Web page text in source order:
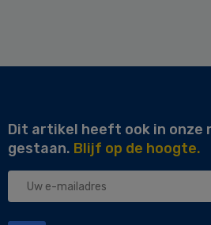
Dit artikel heeft ook in onze
gestaan. Blijf op de hoogte.
Uw